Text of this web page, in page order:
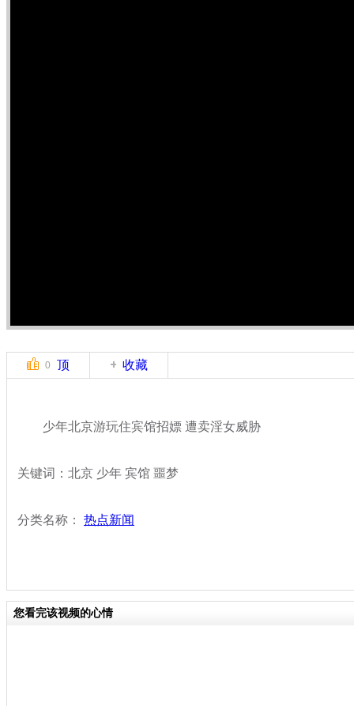
0 顶 收藏
少年北京游玩住宾馆招嫖 遭卖淫女威胁
关键词：北京 少年 宾馆 噩梦
分类名称： 热点新闻
您看完该视频的心情